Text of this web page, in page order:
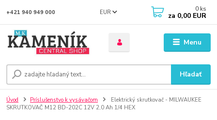
Menu
EUR
Hľadať
+421 940 949 000 0 ks
za 0,00 EUR
Úvod Príslušenstvo k vysávačom
Elektrický skrutkovač - MILWAUKEE
SKRUTKOVAČ M12 BD-202C 12V 2,0 Ah 1/4 HEX